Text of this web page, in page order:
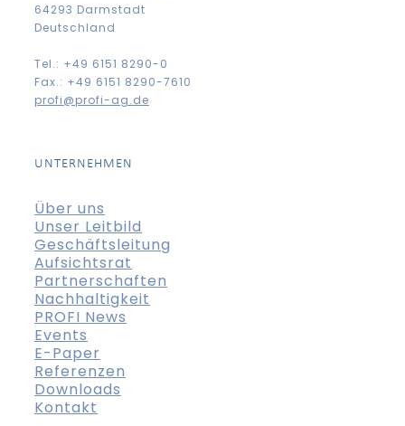
64293 Darmstadt
Deutschland
Tel.: +49 6151 8290-0
Fax.: +49 6151 8290-7610
profi@profi-ag.de
UNTERNEHMEN
Über uns
Unser Leitbild
Geschäftsleitung
Aufsichtsrat
Partnerschaften
Nachhaltigkeit
PROFI News
Events
E-Paper
Referenzen
Downloads
Kontakt